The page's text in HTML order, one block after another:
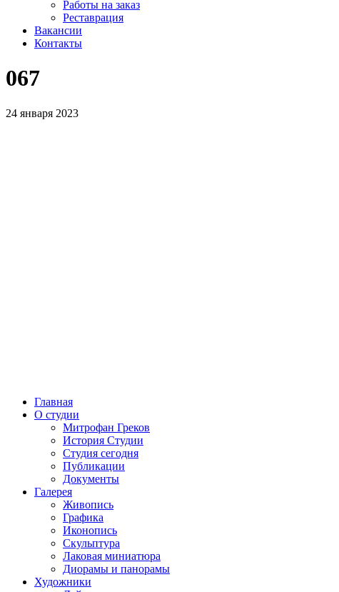
Работы на заказ
Реставрация
Вакансии
Контакты
067
24 января 2023
Главная
О студии
Митрофан Греков
История Студии
Студия сегодня
Публикации
Документы
Галерея
Живопись
Графика
Иконопись
Скульптура
Лаковая миниатюра
Диорамы и панорамы
Художники